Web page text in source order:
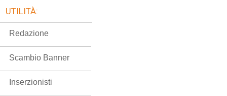
UTILITÀ:
Redazione
Scambio Banner
Inserzionisti